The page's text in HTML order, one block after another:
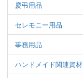
慶弔用品
セレモニー用品
事務用品
ハンドメイド関連資材